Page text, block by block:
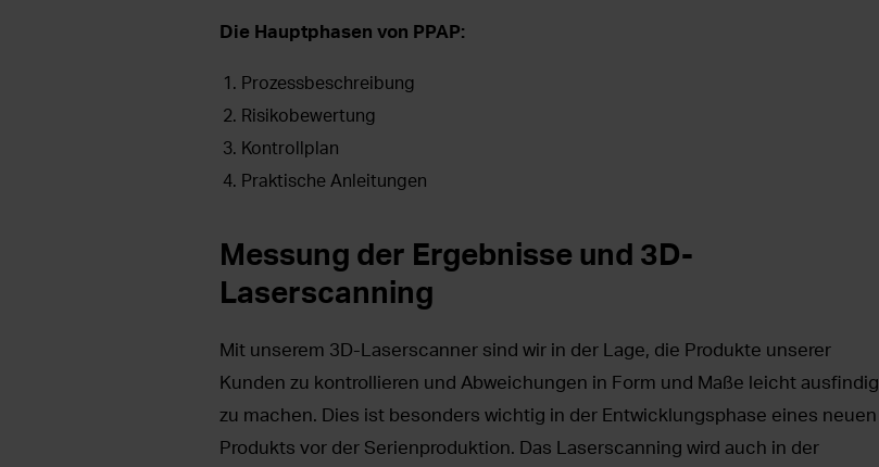
Die Hauptphasen von PPAP:
Prozessbeschreibung
Risikobewertung
Kontrollplan
Praktische Anleitungen
Messung der Ergebnisse und 3D-
Laserscanning
Mit unserem 3D-Laserscanner sind wir in der Lage, die Produkte unserer
Kunden zu kontrollieren und Abweichungen in Form und Maße leicht ausfindig
zu machen. Dies ist besonders wichtig in der Entwicklungsphase eines neuen
Produkts vor der Serienproduktion. Das Laserscanning wird auch in der